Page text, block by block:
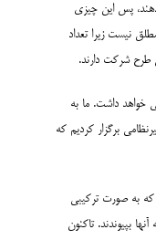
دهند، پس این چیزی
نیست زیرا تعداد
طرح شرکت دارند.
خواهد داشت. ما به
برگزار کردیم که
به صورت ترکیبی
بپیوندند. تاکنون